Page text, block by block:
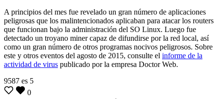
A principios del mes fue revelado un gran número de aplicaciones
peligrosas que los malintencionados aplicaban para atacar los routers
que funcionan bajo la administración del SO Linux. Luego fue
detectado un troyano miner capaz de difundirse por la red local, así
como un gran número de otros programas nocivos peligrosos. Sobre
este y otros eventos del agosto de 2015, consulte el informe de la
actividad de virus publicado por la empresa Doctor Web.
9587 es 5
0